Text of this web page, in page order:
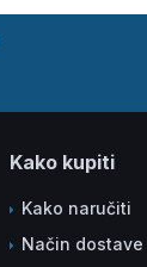
Kako kupiti
Kako naručiti
Način dostave